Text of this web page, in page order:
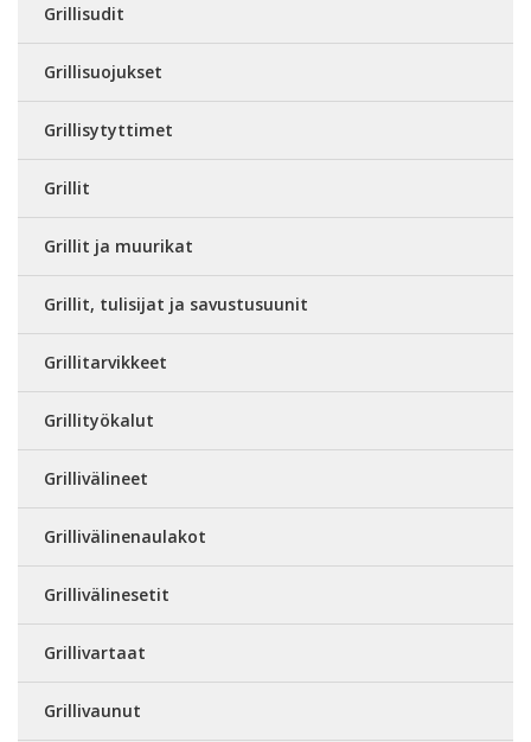
Grillisudit
Grillisuojukset
Grillisytyttimet
Grillit
Grillit ja muurikat
Grillit, tulisijat ja savustusuunit
Grillitarvikkeet
Grillityökalut
Grillivälineet
Grillivälinenaulakot
Grillivälinesetit
Grillivartaat
Grillivaunut